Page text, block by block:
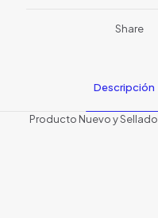
Share
Descripción
Producto Nuevo y Sellado